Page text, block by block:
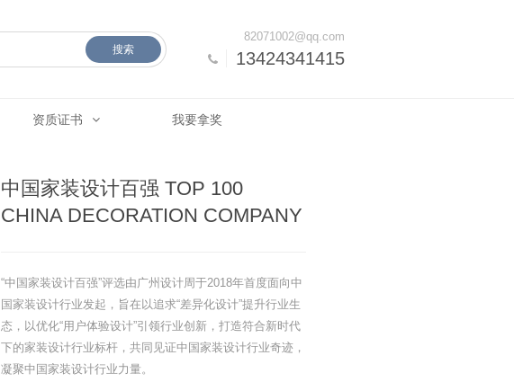
13424341415
82071002@qq.com
搜索
资质证书 我要拿奖
中国家装设计百强 TOP 100
CHINA DECORATION COMPANY
“中国家装设计百强”评选由广州设计周于2018年首度面向中
国家装设计行业发起，旨在以追求“差异化设计”提升行业生
态，以优化“用户体验设计”引领行业创新，打造符合新时代
下的家装设计行业标杆，共同见证中国家装设计行业奇迹，
凝聚中国家装设计行业力量。